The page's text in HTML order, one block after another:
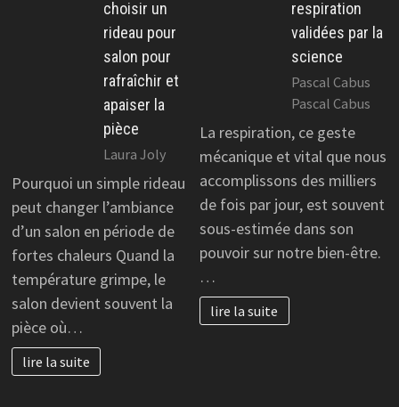
choisir un
rideau pour
salon pour
rafraîchir et
apaiser la
pièce
Laura Joly
Pourquoi un simple rideau
peut changer l’ambiance
d’un salon en période de
fortes chaleurs Quand la
température grimpe, le
salon devient souvent la
pièce où…
lire la suite
respiration
validées par la
science
Pascal Cabus
Pascal Cabus
La respiration, ce geste
mécanique et vital que nous
accomplissons des milliers
de fois par jour, est souvent
sous-estimée dans son
pouvoir sur notre bien-être.
…
lire la suite